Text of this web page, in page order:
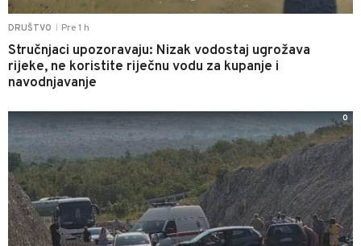
DRUŠTVO Pre 1 h
Stručnjaci upozoravaju: Nizak vodostaj ugrožava
rijeke, ne koristite riječnu vodu za kupanje i
navodnjavanje
0